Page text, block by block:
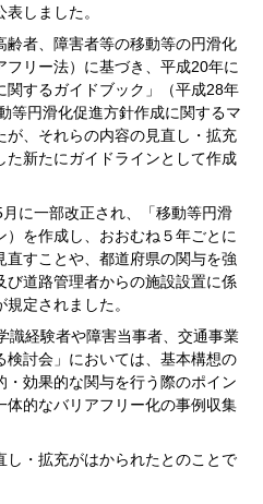
しました。
齢者、障害者等の移動等の円滑化
リー法）に基づき、平成20年に
関するガイドブック」（平成28年
等円滑化促進方針作成に関するマ
が、それらの内容の見直し・拡充
た新たにガイドラインとして作成
に一部改正され、「移動等円滑
を作成し、おおむね５年ごとに
すことや、都道府県の関与を強
道路管理者からの施設設置に係
定されました。
識経験者や障害当事者、交通事業
討会」においては、基本構想の
・効果的な関与を行う際のポイン
体的なバリアフリー化の事例収集
し・拡充がはかられたとのことで